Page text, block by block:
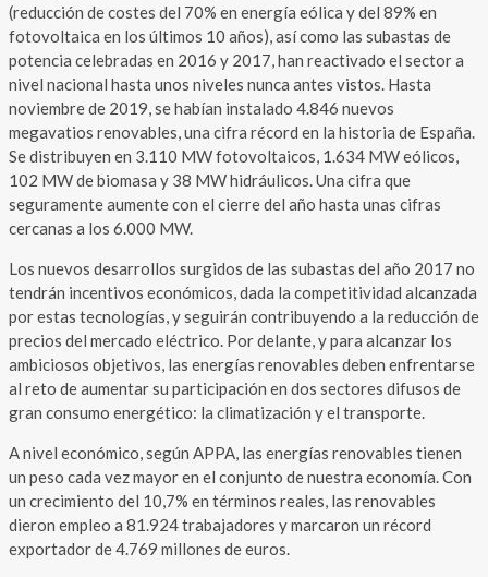
(reducción de costes del 70% en energía eólica y del 89% en
fotovoltaica en los últimos 10 años), así como las subastas de
potencia celebradas en 2016 y 2017, han reactivado el sector a
nivel nacional hasta unos niveles nunca antes vistos. Hasta
noviembre de 2019, se habían instalado 4.846 nuevos
megavatios renovables, una cifra récord en la historia de España.
Se distribuyen en 3.110 MW fotovoltaicos, 1.634 MW eólicos,
102 MW de biomasa y 38 MW hidráulicos. Una cifra que
seguramente aumente con el cierre del año hasta unas cifras
cercanas a los 6.000 MW.
Los nuevos desarrollos surgidos de las subastas del año 2017 no
tendrán incentivos económicos, dada la competitividad alcanzada
por estas tecnologías, y seguirán contribuyendo a la reducción de
precios del mercado eléctrico. Por delante, y para alcanzar los
ambiciosos objetivos, las energías renovables deben enfrentarse
al reto de aumentar su participación en dos sectores difusos de
gran consumo energético: la climatización y el transporte.
A nivel económico, según APPA, las energías renovables tienen
un peso cada vez mayor en el conjunto de nuestra economía. Con
un crecimiento del 10,7% en términos reales, las renovables
dieron empleo a 81.924 trabajadores y marcaron un récord
exportador de 4.769 millones de euros.